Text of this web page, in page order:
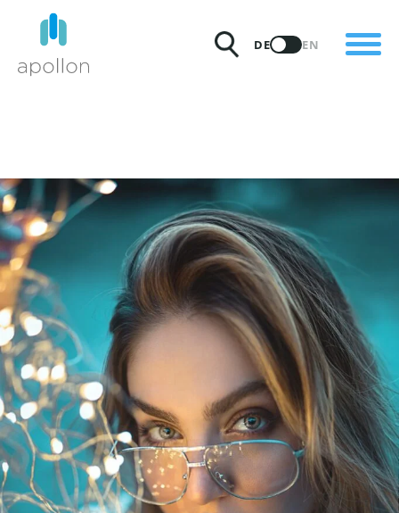
INSIGHTS
PARTNER
WARUM APOLLON
DE EN